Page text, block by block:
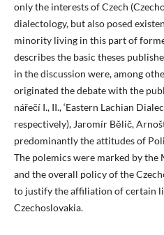
only the interests of Czech
dialectology, but also posed
minority living in this part of
describes the basic theses
in the discussion were, among
originated the debate with the
nářečí I., II., ‘Eastern Lachian
respectively), Jaromír Bělič,
predominantly the attitudes of
The polemics were marked by
and the overall policy of the
to justify the affiliation of certain
Czechoslovakia.